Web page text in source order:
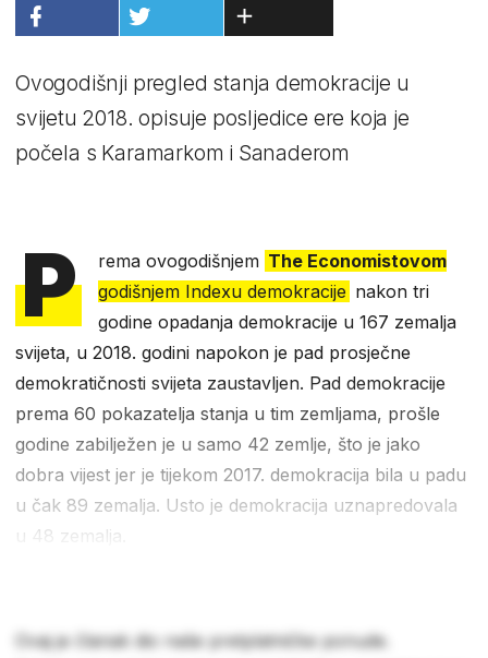
Ovogodišnji pregled stanja demokracije u
svijetu 2018. opisuje posljedice ere koja je
počela s Karamarkom i Sanaderom
P rema ovogodišnjem The Economistovom
godišnjem Indexu demokracije nakon tri
godine opadanja demokracije u 167 zemalja
svijeta, u 2018. godini napokon je pad prosječne
demokratičnosti svijeta zaustavljen. Pad demokracije
prema 60 pokazatelja stanja u tim zemljama, prošle
godine zabilježen je u samo 42 zemlje, što je jako
dobra vijest jer je tijekom 2017. demokracija bila u padu
u čak 89 zemalja. Usto je demokracija uznapredovala
u 48 zemalja.
Ovaj je članak dio naše pretplatničke ponude.